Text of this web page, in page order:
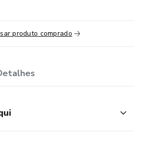
produto comprado